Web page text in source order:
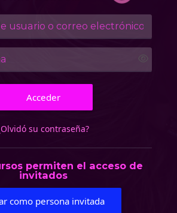
Nombre de usuario o correo
Acceder
su contraseña?
permiten el acceso de
invitados
como persona invitada